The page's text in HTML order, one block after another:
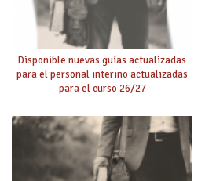
Disponible nuevas guías actualizadas
para el personal interino actualizadas
para el curso 26/27